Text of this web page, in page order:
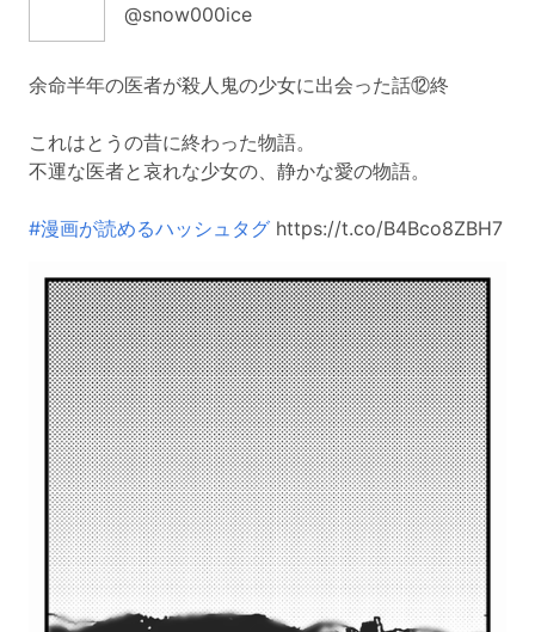
@snow000ice
余命半年の医者が殺人鬼の少女に出会った話⑫終
これはとうの昔に終わった物語。
不運な医者と哀れな少女の、静かな愛の物語。
#漫画が読めるハッシュタグ https://t.co/B4Bco8ZBH7